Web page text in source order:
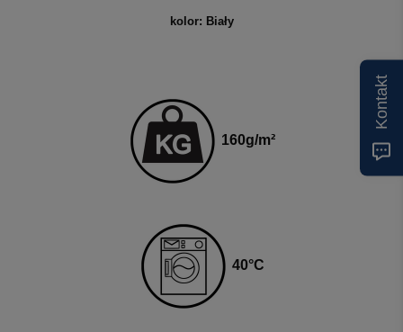
kolor: Biały
160g/m²
40°C
Kontakt